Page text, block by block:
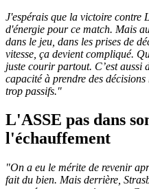
J'espérais que la victoire contre
d'énergie pour ce match. Mais
dans le jeu, dans les prises de
vitesse, ça devient compliqué.
juste courir partout. C’est aussi
capacité à prendre des
trop passifs."
L'ASSE pas dans
l'échauffement
"On a eu le mérite de revenir
fait du bien. Mais derrière,